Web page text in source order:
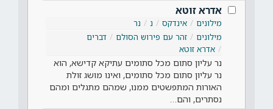
אדרא זוטא
מילונים אינדקס נ
נר
מילונים
זהר עם פירוש הסולם
דברים
אדרא זוטא
נר עליון סתום מכל סתומים עתיקא קדישא, הוא
נר עליון סתום מכל סתומים, ואינו מושג זולת
האורות המתפשטים ממנו, שמהם מתגלים ומהם
נסתרים, והם…